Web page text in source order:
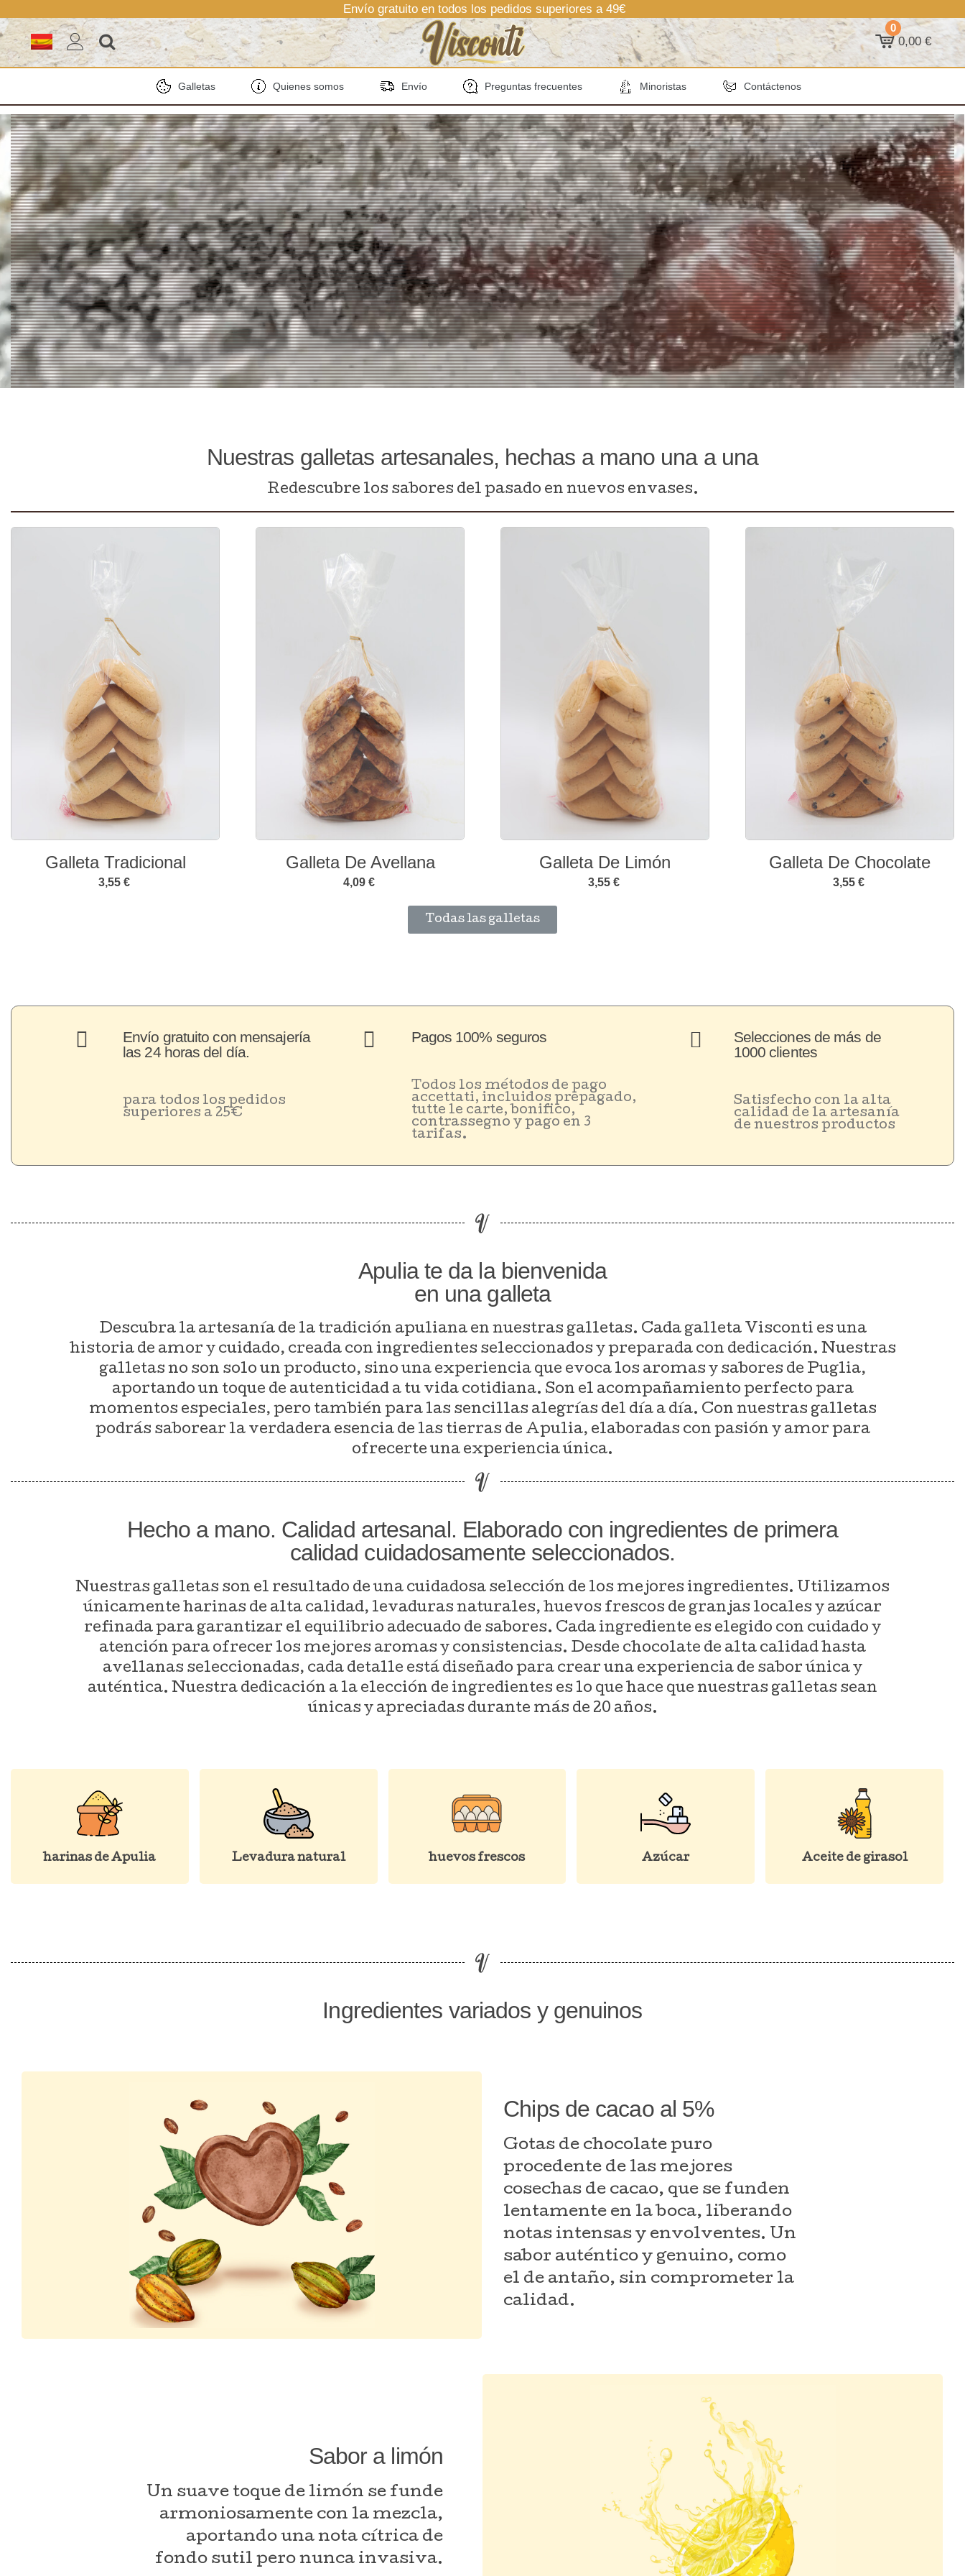
Envío gratuito en todos los pedidos superiores a 49€
0
0,00 €
Galletas Quienes somos Envío Preguntas frecuentes Minoristas Contáctenos
Nuestras galletas artesanales, hechas a mano una a una
Redescubre los sabores del pasado en nuevos envases.
Galleta Tradicional
3,55 €
Galleta De Avellana
4,09 €
Galleta De Limón
3,55 €
Galleta De Chocolate
3,55 €
Todas las galletas
Envío gratuito con mensajería
las 24 horas del día.
para todos los pedidos
superiores a 25€
Pagos 100% seguros
Todos los métodos de pago
accettati, incluidos prepagado,
tutte le carte, bonifico,
contrassegno y pago en 3
tarifas.
Selecciones de más de
1000 clientes
Satisfecho con la alta
calidad de la artesanía
de nuestros productos
Apulia te da la bienvenida
en una galleta
Descubra la artesanía de la tradición apuliana en nuestras galletas. Cada galleta Visconti es una
historia de amor y cuidado, creada con ingredientes seleccionados y preparada con dedicación. Nuestras
galletas no son solo un producto, sino una experiencia que evoca los aromas y sabores de Puglia,
aportando un toque de autenticidad a tu vida cotidiana. Son el acompañamiento perfecto para
momentos especiales, pero también para las sencillas alegrías del día a día. Con nuestras galletas
podrás saborear la verdadera esencia de las tierras de Apulia, elaboradas con pasión y amor para
ofrecerte una experiencia única.
Hecho a mano. Calidad artesanal. Elaborado con ingredientes de primera
calidad cuidadosamente seleccionados.
Nuestras galletas son el resultado de una cuidadosa selección de los mejores ingredientes. Utilizamos
únicamente harinas de alta calidad, levaduras naturales, huevos frescos de granjas locales y azúcar
refinada para garantizar el equilibrio adecuado de sabores. Cada ingrediente es elegido con cuidado y
atención para ofrecer los mejores aromas y consistencias. Desde chocolate de alta calidad hasta
avellanas seleccionadas, cada detalle está diseñado para crear una experiencia de sabor única y
auténtica. Nuestra dedicación a la elección de ingredientes es lo que hace que nuestras galletas sean
únicas y apreciadas durante más de 20 años.
harinas de Apulia Levadura natural huevos frescos Azúcar Aceite de girasol
Ingredientes variados y genuinos
Chips de cacao al 5%
Gotas de chocolate puro
procedente de las mejores
cosechas de cacao, que se funden
lentamente en la boca, liberando
notas intensas y envolventes. Un
sabor auténtico y genuino, como
el de antaño, sin comprometer la
calidad.
Sabor a limón
Un suave toque de limón se funde
armoniosamente con la mezcla,
aportando una nota cítrica de
fondo sutil pero nunca invasiva.